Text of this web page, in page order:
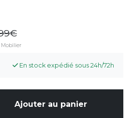
En stock expédié sous 24h/72h
Ajouter au panier